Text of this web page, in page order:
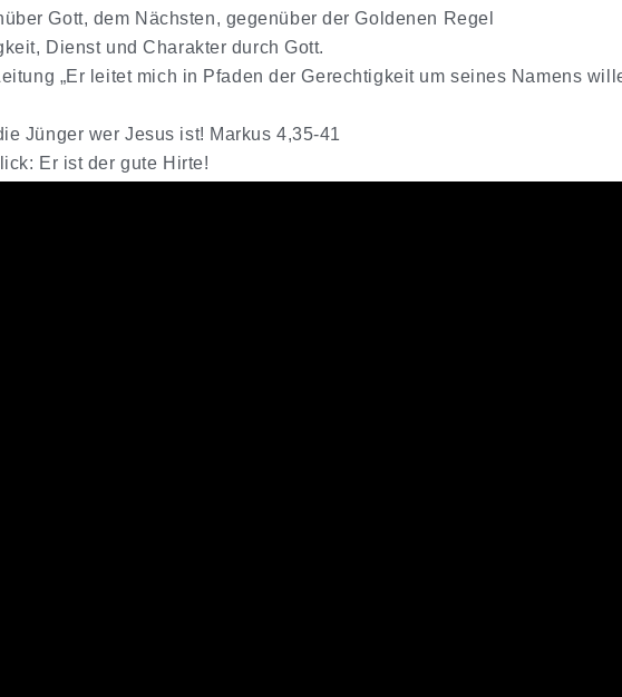
Gott, dem Nächsten, gegenüber der Goldenen Regel
Dienst und Charakter durch Gott.
„Er leitet mich in Pfaden der Gerechtigkeit um seines Namens
Jünger wer Jesus ist! Markus 4,35-41
Er ist der gute Hirte!